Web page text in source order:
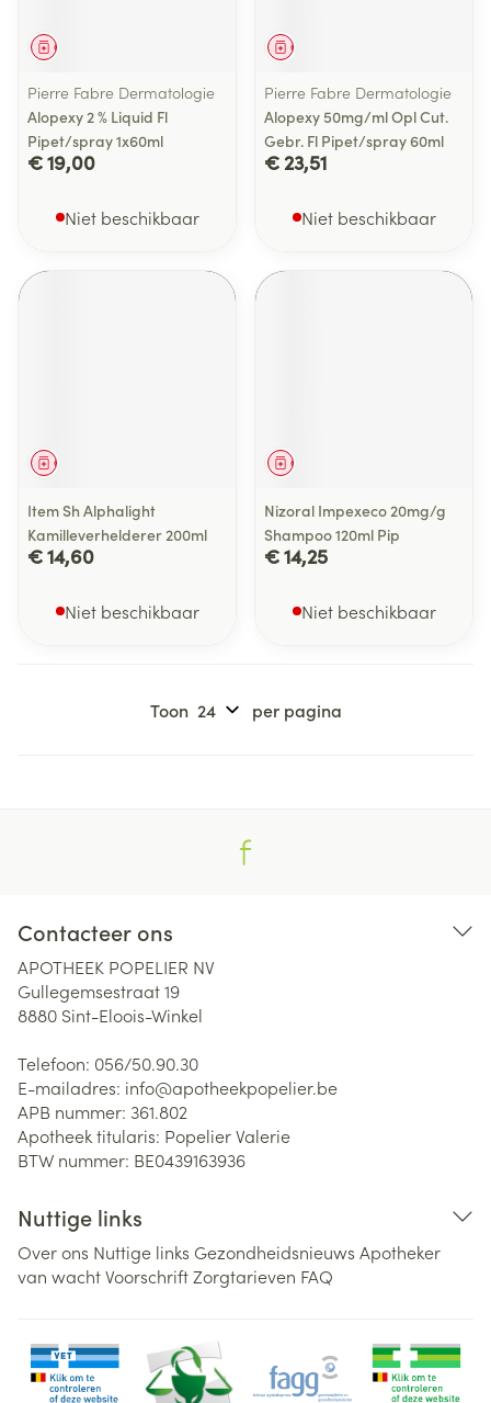
Geneesmiddel
Pierre Fabre Dermatologie
Alopexy 2 % Liquid Fl
Pipet/spray 1x60ml
€ 19,00
Niet beschikbaar
Geneesmiddel
Pierre Fabre Dermatologie
Alopexy 50mg/ml Opl Cut.
Gebr. Fl Pipet/spray 60ml
€ 23,51
Niet beschikbaar
Geneesmiddel
Item Sh Alphalight
Kamilleverhelderer 200ml
€ 14,60
Niet beschikbaar
Geneesmiddel
Nizoral Impexeco 20mg/g
Shampoo 120ml Pip
€ 14,25
Niet beschikbaar
Toon per pagina
Contacteer ons
APOTHEEK POPELIER NV
Gullegemsestraat 19
8880 Sint-Eloois-Winkel
Telefoon: 056/50.90.30
E-mailadres: info@apotheekpopelier.be
APB nummer: 361.802
Apotheek titularis: Popelier Valerie
BTW nummer: BE0439163936
Nuttige links
Over ons Nuttige links Gezondheidsnieuws Apotheker
van wachtVoorschriftZorgtarieven FAQ